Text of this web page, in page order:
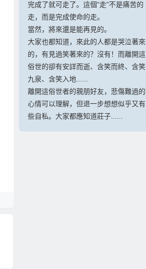
完成了就可走了。這個"走"不是痛苦的
走，而是完成使命的走。
當然，將來還是能再見的。
大家也都知道，來此的人都是哭泣著來
的，有見過笑著來的？沒有！而離開這
俗世的卻有安詳而逝、含笑而終、含笑
九泉、含笑入地......
離開這俗世者的親朋好友，悲傷難過的
心情可以理解，但退一步想想似乎又有
些自私。大家都應知道莊子......